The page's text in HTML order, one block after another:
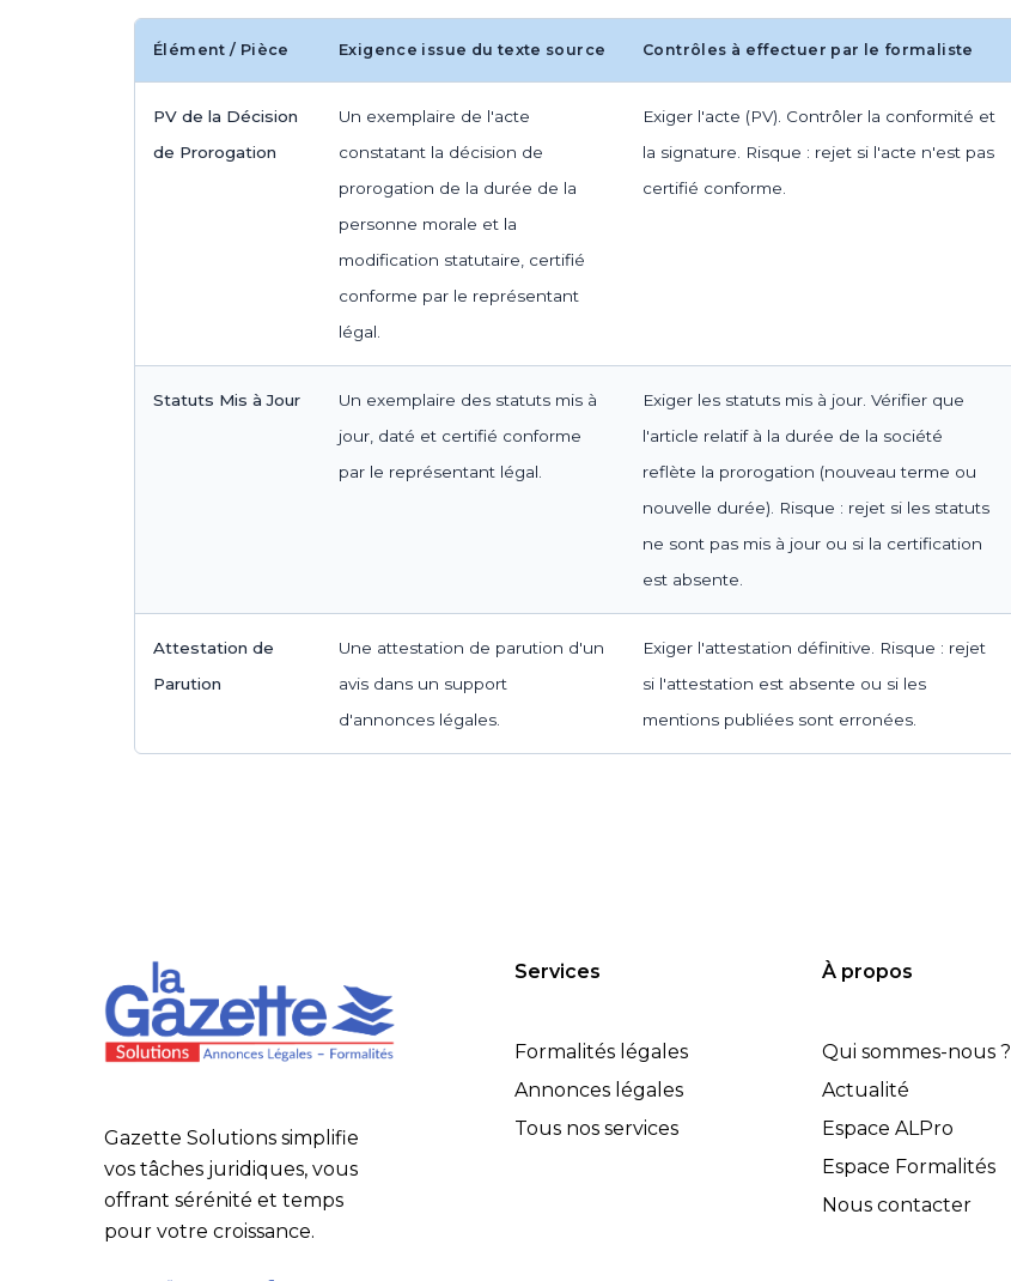
Élément / Pièce Exigence issue du texte source Contrôles à effectuer par le formaliste
PV de la Décision
de Prorogation
Un exemplaire de l'acte
constatant la décision de
prorogation de la durée de la
personne morale et la
modification statutaire, certifié
conforme par le représentant
légal.
Exiger l'acte (PV). Contrôler la conformité et
la signature. Risque : rejet si l'acte n'est pas
certifié conforme.
Statuts Mis à Jour
Un exemplaire des statuts mis à
jour, daté et certifié conforme
par le représentant légal.
Exiger les statuts mis à jour. Vérifier que
l'article relatif à la durée de la société
reflète la prorogation (nouveau terme ou
nouvelle durée). Risque : rejet si les statuts
ne sont pas mis à jour ou si la certification
est absente.
Attestation de
Parution
Une attestation de parution d'un
avis dans un support
d'annonces légales.
Exiger l'attestation définitive. Risque : rejet
si l'attestation est absente ou si les
mentions publiées sont erronées.
Gazette Solutions simplifie
vos tâches juridiques, vous
offrant sérénité et temps
pour votre croissance.
Services
Formalités légales
Annonces légales
Tous nos services
À propos
Qui sommes-nous ?
Actualité
Espace ALPro
Espace Formalités
Nous contacter